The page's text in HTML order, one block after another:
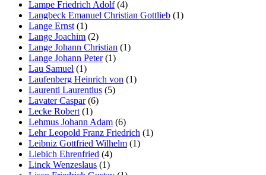
Lampe Friedrich Adolf(4)
Langbeck Emanuel Christian Gottlieb (1)
Lange Ernst (1)
Lange Joachim (2)
Lange Johann Christian (1)
Lange Johann Peter(1)
Lau Samuel (1)
Laufenberg Heinrich von (1)
Laurenti Laurentius (5)
Lavater Caspar(6)
Lecke Robert (1)
Lehmus Johann Adam (6)
Lehr Leopold Franz Friedrich (1)
Leibniz Gottfried Wilhelm (1)
Liebich Ehrenfried (4)
Linck Wenzeslaus (1)